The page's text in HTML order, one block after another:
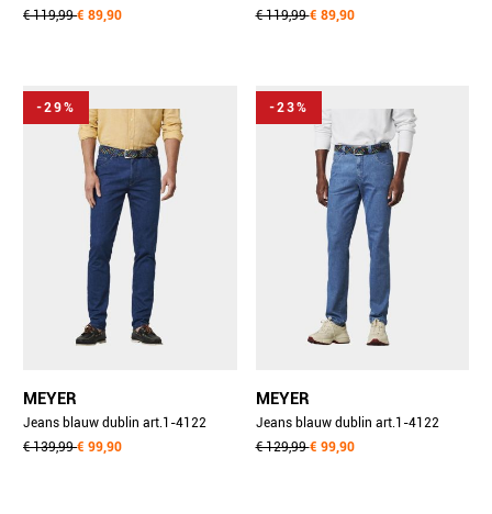
3101627690/17
€ 119,99€ 89,90
3101410590/17
€ 119,99€ 89,90
-29%
MEYER
Jeans blauw dublin art.1-4122
1271412200/17
€ 139,99€ 99,90
-23%
MEYER
Jeans blauw dublin art.1-4122
1271412200/16
€ 129,99€ 99,90